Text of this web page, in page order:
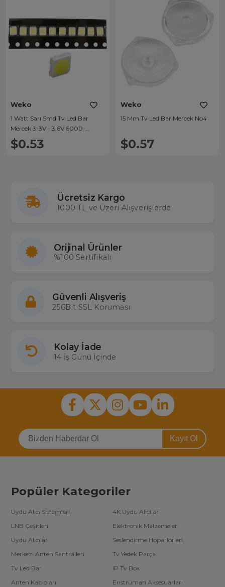
Weko
1 Watt Sarı Smd Tv Led Bar
Mercek 3-3V - 3.6V 6000-
6500K
$0.53
Weko
15 Mm Tv Led Bar Mercek No4
$0.57
Ücretsiz Kargo
1000 TL ve Üzeri Alışverişlerde
Orijinal Ürünler
%100 Sertifikalı
Güvenli Alışveriş
256Bit SSL Koruması
Kolay İade
14 İş Günü İçinde
Kayıt Ol
Popüler Kategoriler
Uydu Alıcı Sistemleri
4K Uydu Alıcılar
LNB Çeşitleri
Elektronik Malzemeler
Uydu Alıcılar
Seslendirme Hoparlörleri
Merkezi Anten Santralleri
Tv Yedek Parça
Tv Led Bar
IP Tv Box
Anten Kabloları
Enstrüman Aksesuarları